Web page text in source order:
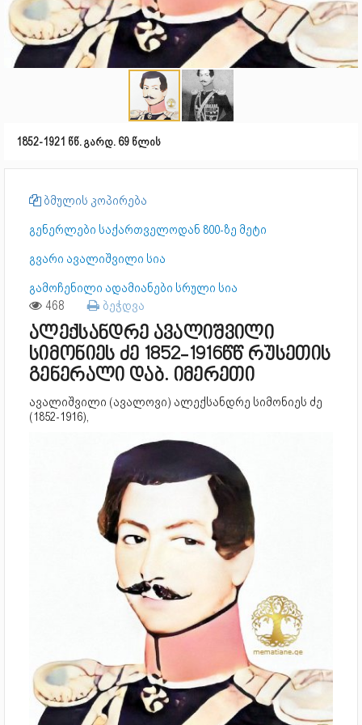
1852-1921 წწ. გარდ. 69 წლის
ბმულის კოპირება
გენერლები საქართველოდან 800-ზე მეტი
გვარი ავალიშვილი სია
გამოჩენილი ადამიანები სრული სია
468 ბეჭდვა
ალექსანდრე ავალიშვილი
სიმონიეს ძე 1852-1916წწ რუსეთის
გენერალი დაბ. იმერეთი
ავალიშვილი (ავალოვი) ალექსანდრე სიმონიეს ძე
(1852-1916),